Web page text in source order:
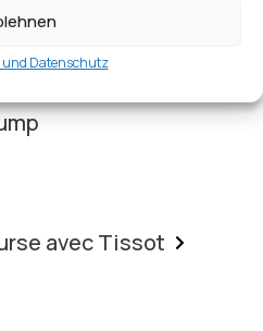
und Datenschutz
avec Tissot